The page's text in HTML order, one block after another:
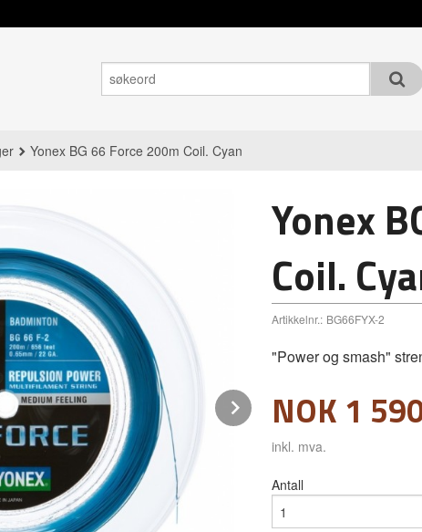
Yonex BG 66 Force 200m Coil. Cyan
Next
Yonex
Coil.
Artikkelnr.: BG66FYX-2
"Power og smash"
Pris
NOK 1
inkl. mva.
Antall